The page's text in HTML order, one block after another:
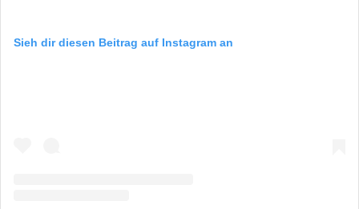
Sieh dir diesen Beitrag auf Instagram an